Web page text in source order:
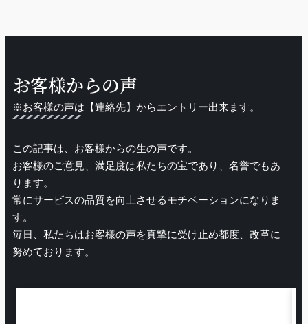
お客様からの声
※お客様の声は【連絡先】からエントリー出来ます。
この記事は、お客様からの生の声です。
お客様のご意見、満足度は私たちの宝であり、名誉でもあ
ります。
常にサービスの品質を向上させるモチベーションになりま
す。
毎日、私たちはお客様の声を真摯に受け止め都度、改革に
努めております。